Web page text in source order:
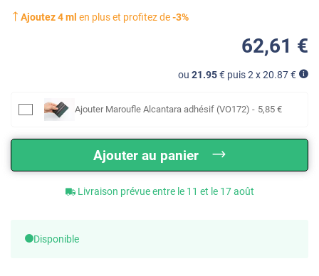
Ajoutez4ml en plus et profitez de-3%
62,61 €
ou 21.95€ puis 2 x20.87€
Ajouter Maroufle Alcantara adhésif (VO172) - 5,85 €
Ajouter au panier
Livraison prévue entre le 11 et le 17 août
Disponible